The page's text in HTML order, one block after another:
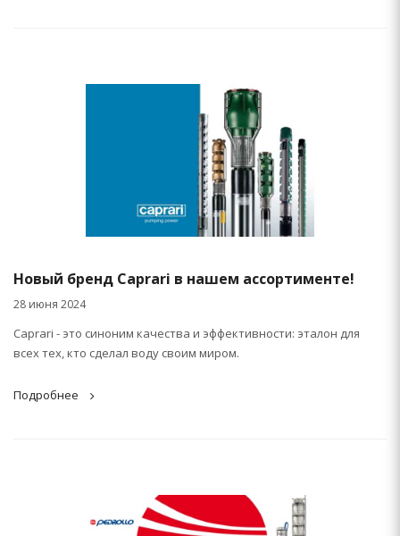
Новый бренд Caprari в нашем ассортименте!
28 июня 2024
Caprari - это синоним качества и эффективности: эталон для
всех тех, кто сделал воду своим миром.
Подробнее